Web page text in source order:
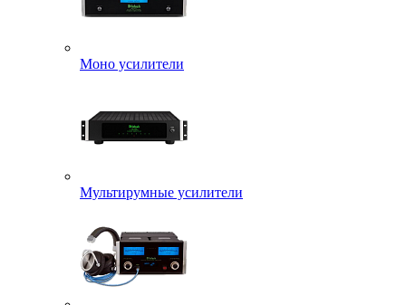
Моно усилители
Мультирумные усилители